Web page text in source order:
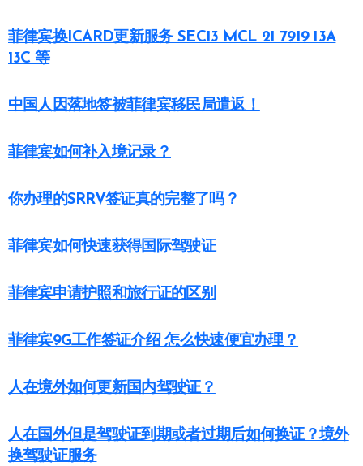
菲律宾换ICARD更新服务 SEC13 MCL 21 7919 13A
13C 等
中国人因落地签被菲律宾移民局遣返！
菲律宾如何补入境记录？
你办理的SRRV签证真的完整了吗？
菲律宾如何快速获得国际驾驶证
菲律宾申请护照和旅行证的区别
菲律宾9G工作签证介绍 怎么快速便宜办理？
人在境外如何更新国内驾驶证？
人在国外但是驾驶证到期或者过期后如何换证？境外
换驾驶证服务